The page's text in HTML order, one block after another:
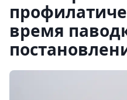
время